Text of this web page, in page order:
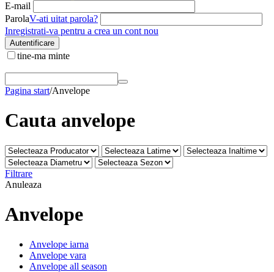
E-mail
ParolaV-ati uitat parola?
Inregistrati-va pentru a crea un cont nou
Autentificare
tine-ma minte
Pagina start/Anvelope
Cauta anvelope
Filtrare
Anuleaza
Anvelope
Anvelope iarna
Anvelope vara
Anvelope all season